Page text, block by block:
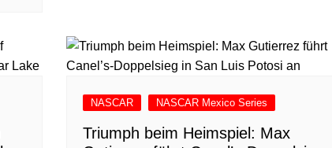
NASCAR NASCAR Mexico Series
Triumph beim Heimspiel: Max